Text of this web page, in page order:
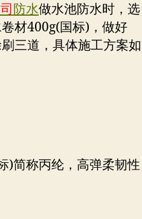
防水做水池防水时，选
材400g(国标)，做好
三道，具体施工方案如
)简称丙纶，高弹柔韧性